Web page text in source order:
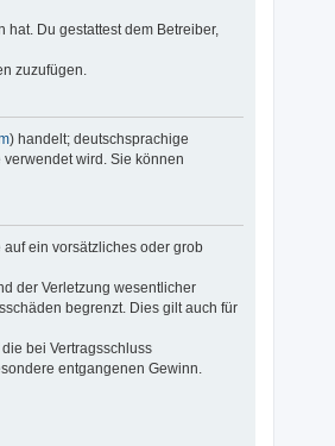
Du gestattest dem Betreiber,
zuzufügen.
) handelt; deutschsprachige
wird. Sie können
ein vorsätzliches oder grob
der Verletzung wesentlicher
begrenzt. Dies gilt auch für
bei Vertragsschluss
entgangenen Gewinn.